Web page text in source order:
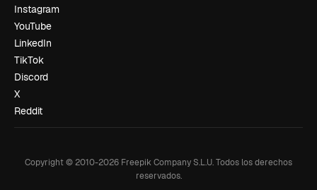
Instagram
YouTube
LinkedIn
TikTok
Discord
X
Reddit
Copyright © 2010-2026 Freepik Company S.L.U.Todos los derechos
reservados.